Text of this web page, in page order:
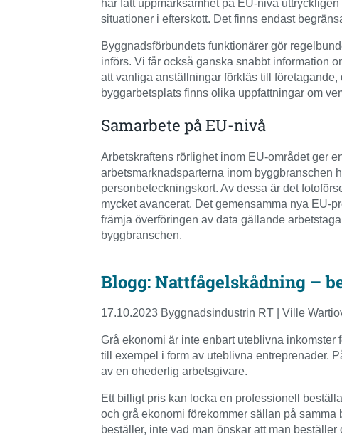
har fått uppmärksamhet på EU-nivå
situationer i efterskott. Det finns endast
Byggnadsförbundets funktionärer gör
införs. Vi får också ganska snabbt information
att vanliga anställningar förkläs till
byggarbetsplats finns olika uppfattningar om
Samarbete på EU-nivå
Arbetskraftens rörlighet inom EU-området ger
arbetsmarknadsparterna inom byggbranschen
personbeteckningskort. Av dessa är det
mycket avancerat. Det gemensamma nya EU-
främja överföringen av data gällande
byggbranschen.
Blogg: Nattfågelskådning –
17.10.2023 Byggnadsindustrin RT | Ville
Grå ekonomi är inte enbart uteblivna inkomster
till exempel i form av uteblivna entreprenader.
av en ohederlig arbetsgivare.
Ett billigt pris kan locka en professionell
och grå ekonomi förekommer sällan på
beställer, inte vad man önskar att man